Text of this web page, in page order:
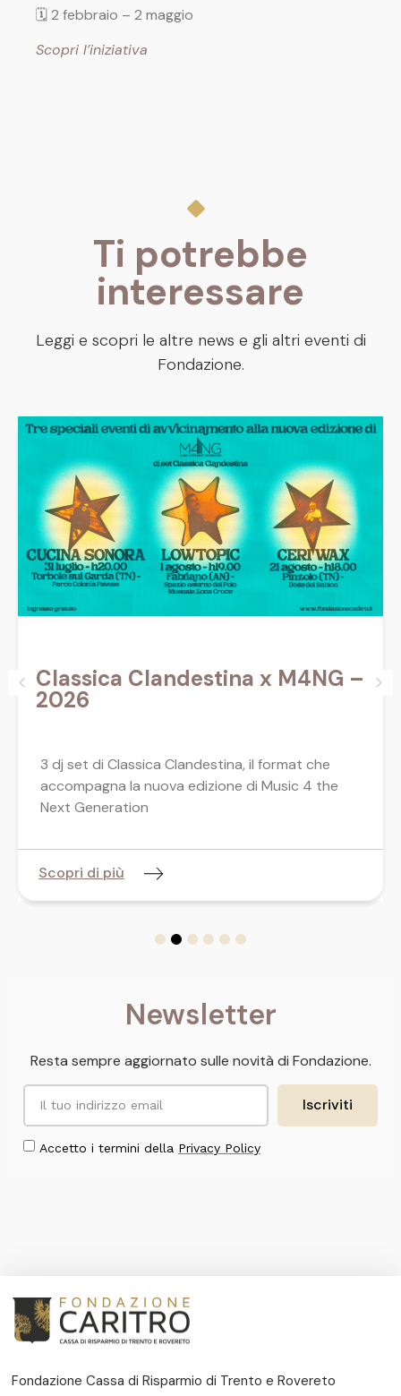
🗓 2 febbraio – 2 maggio
Scopri l’iniziativa
Ti potrebbe
interessare
Leggi e scopri le altre news e gli altri eventi di
Fondazione.
Classica Clandestina x M4NG –
2026
3 dj set di Classica Clandestina, il format che
accompagna la nuova edizione di Music 4 the
Next Generation
Scopri di più
Newsletter
Resta sempre aggiornato sulle novità di Fondazione.
Accetto i termini della Privacy Policy
Iscriviti
Fondazione Cassa di Risparmio di Trento e Rovereto